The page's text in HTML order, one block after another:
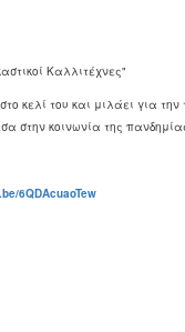
Καλλιτέχνες"
του και μιλάει για την
στην κοινωνία της
6QDAcuaoTew